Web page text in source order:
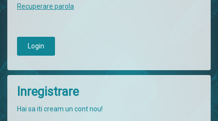
Recuperare parola
Login
Inregistrare
Hai sa iti cream un cont nou!